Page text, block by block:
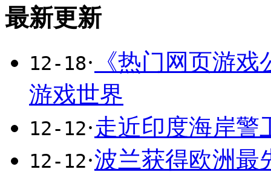
最新更新
12-18· 《热门网页游
游戏世界
12-12·走近印度海岸警
12-12·波兰获得欧洲最